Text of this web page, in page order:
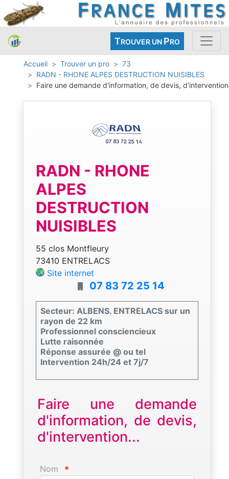
TROUVER UN PRO
Accueil Trouver un pro
73
RADN - RHONE ALPES DESTRUCTION NUISIBLES
Faire une demande d'information, de devis, d'intervention
RADN - RHONE
ALPES
DESTRUCTION
NUISIBLES
55 clos Montfleury
73410 ENTRELACS
Site internet
07 83 72 25 14
Secteur: ALBENS. ENTRELACS sur un
rayon de 22 km
Professionnel consciencieux
Lutte raisonnée
Réponse assurée @ ou tel
Intervention 24h/24 et 7j/7
Faire une demande
d'information, de devis,
d'intervention...
Nom *